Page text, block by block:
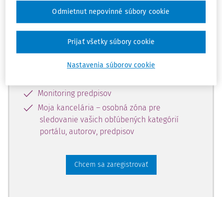
obsahu a získajte prístup na 10 dní
zdarma, stačí sa len zaregistrovať.
Vďaka registrácii získate prístup aj k
vybranému obsahu:
Monitoring predpisov
Moja kancelária – osobná zóna pre
sledovanie vašich obľúbených kategórií
portálu, autorov, predpisov
Chcem sa zaregistrovať
Nastavenia súborov cookie
Odmietnut nepovinné súbory cookie
Prijať všetky súbory cookie